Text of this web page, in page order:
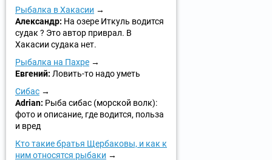
Рыбалка в Хакасии
Александр: На озере Иткуль водится
судак ? Это автор приврал. В
Хакасии судака нет.
Рыбалка на Пахре
Евгений: Ловить-то надо уметь
Сибас
Adrian: Рыба сибас (морской волк):
фото и описание, где водится, польза
и вред
Кто такие братья Щербаковы, и как к
ним относятся рыбаки